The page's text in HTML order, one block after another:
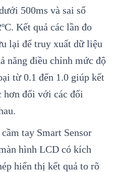
500ms và sai số
Kết quả các lần đo
lại để truy xuất dữ liệu
năng điều chỉnh mức độ
từ 0.1 đến 1.0 giúp kết
hơn đối với các đối
tay Smart Sensor
àn hình LCD có kích
ép hiển thị kết quả to rõ